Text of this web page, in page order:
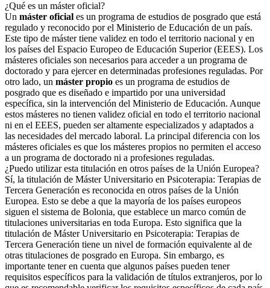
¿Qué es un máster oficial?
Un máster oficial es un programa de estudios de posgrado que está
regulado y reconocido por el Ministerio de Educación de un país.
Este tipo de máster tiene validez en todo el territorio nacional y en
los países del Espacio Europeo de Educación Superior (EEES). Los
másteres oficiales son necesarios para acceder a un programa de
doctorado y para ejercer en determinadas profesiones reguladas. Por
otro lado, un máster propio es un programa de estudios de
posgrado que es diseñado e impartido por una universidad
específica, sin la intervención del Ministerio de Educación. Aunque
estos másteres no tienen validez oficial en todo el territorio nacional
ni en el EEES, pueden ser altamente especializados y adaptados a
las necesidades del mercado laboral. La principal diferencia con los
másteres oficiales es que los másteres propios no permiten el acceso
a un programa de doctorado ni a profesiones reguladas.
¿Puedo utilizar esta titulación en otros países de la Unión Europea?
Sí, la titulación de Máster Universitario en Psicoterapia: Terapias de
Tercera Generación es reconocida en otros países de la Unión
Europea. Esto se debe a que la mayoría de los países europeos
siguen el sistema de Bolonia, que establece un marco común de
titulaciones universitarias en toda Europa. Esto significa que la
titulación de Máster Universitario en Psicoterapia: Terapias de
Tercera Generación tiene un nivel de formación equivalente al de
otras titulaciones de posgrado en Europa. Sin embargo, es
importante tener en cuenta que algunos países pueden tener
requisitos específicos para la validación de títulos extranjeros, por lo